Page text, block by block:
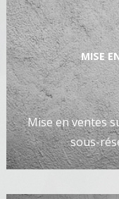
MISE
Mise en ventes
sous-